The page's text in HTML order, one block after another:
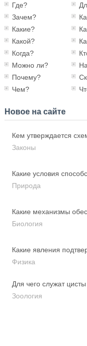
Где?
Зачем?
Какие?
Какой?
Когда?
Можно ли?
Почему?
Чем?
Новое на сайте
Кем утверждается
Законы
Какие условия
Природа
Какие механизмы
Биология
Какие явления
Физика
Для чего служат
Зоология